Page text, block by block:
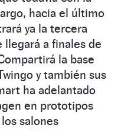
hacia el último
ya la tercera
a finales de
la base
y también sus
ha adelantado
en prototipos
salones